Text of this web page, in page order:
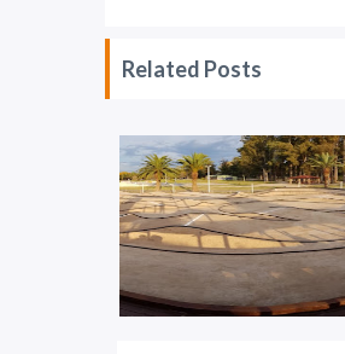
Related Posts